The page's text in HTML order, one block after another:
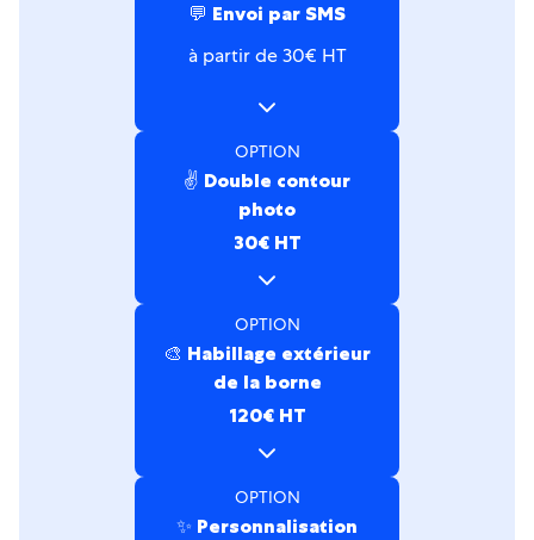
💬 Envoi par SMS
à partir de 30€ HT
OPTION
✌️ Double contour
photo
30€ HT
OPTION
🎨 Habillage extérieur
de la borne
120€ HT
OPTION
✨ Personnalisation